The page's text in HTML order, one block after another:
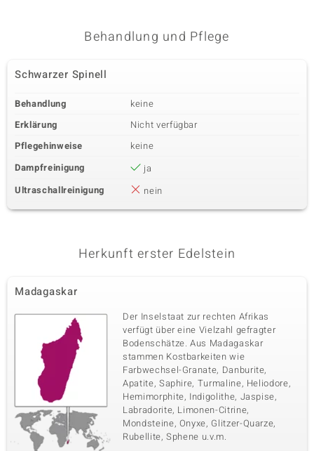
Behandlung und Pflege
Schwarzer Spinell
Behandlung
keine
Erklärung
Nicht verfügbar
Pflegehinweise
keine
Dampfreinigung
ja
Ultraschallreinigung
nein
Herkunft erster Edelstein
Madagaskar
Der Inselstaat zur rechten Afrikas
verfügt über eine Vielzahl gefragter
Bodenschätze. Aus Madagaskar
stammen Kostbarkeiten wie
Farbwechsel-Granate, Danburite,
Apatite, Saphire, Turmaline, Heliodore,
Hemimorphite, Indigolithe, Jaspise,
Labradorite, Limonen-Citrine,
Mondsteine, Onyxe, Glitzer-Quarze,
Rubellite, Sphene u.v.m.